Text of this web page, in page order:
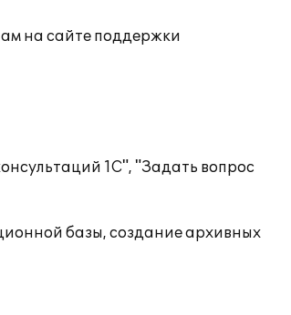
на сайте поддержки
1С", "Задать вопрос
базы, создание архивных